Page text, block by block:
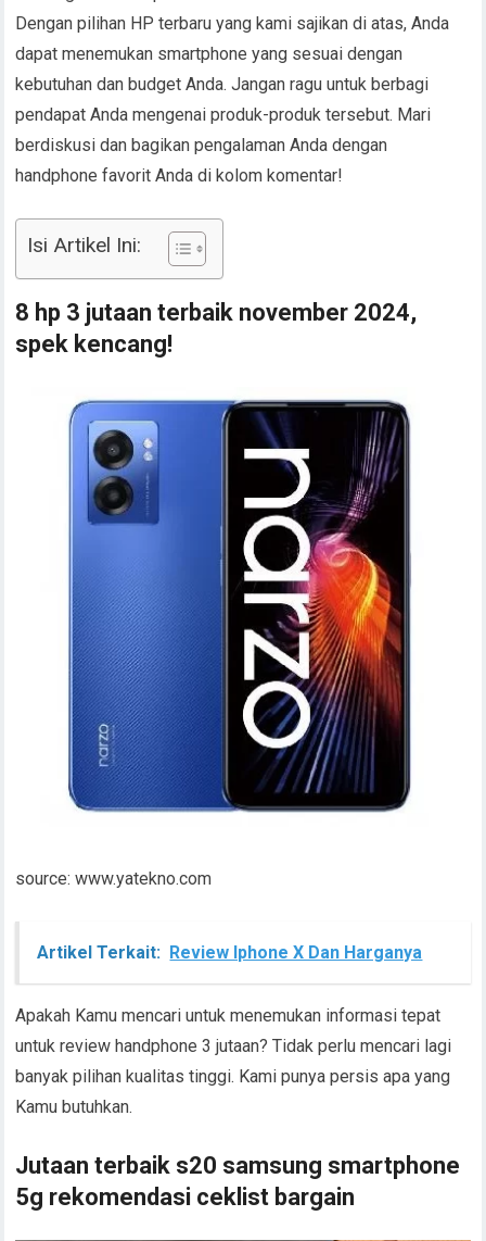
Dengan pilihan HP terbaru yang kami sajikan di atas, Anda
dapat menemukan smartphone yang sesuai dengan
kebutuhan dan budget Anda. Jangan ragu untuk berbagi
pendapat Anda mengenai produk-produk tersebut. Mari
berdiskusi dan bagikan pengalaman Anda dengan
handphone favorit Anda di kolom komentar!
Isi Artikel Ini:
8 hp 3 jutaan terbaik november 2024,
spek kencang!
source: www.yatekno.com
Artikel Terkait: Review Iphone X Dan Harganya
Apakah Kamu mencari untuk menemukan informasi tepat
untuk review handphone 3 jutaan? Tidak perlu mencari lagi
banyak pilihan kualitas tinggi. Kami punya persis apa yang
Kamu butuhkan.
Jutaan terbaik s20 samsung smartphone
5g rekomendasi ceklist bargain